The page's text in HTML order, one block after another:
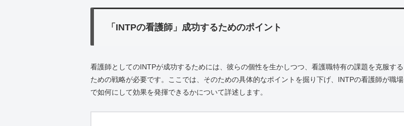
「INTPの看護師」成功するためのポイント
看護師としてのINTPが成功するためには、彼らの個性を生かしつつ、看護職特有の課題を克服する
ための戦略が必要です。ここでは、そのための具体的なポイントを掘り下げ、INTPの看護師が職場
で如何にして効果を発揮できるかについて詳述します。